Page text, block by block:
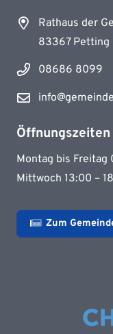
Rathaus der
83367 Petting
08686 8099
Öffnungszeiten
Montag bis Freitag
Mittwoch 13:00 –
Zum